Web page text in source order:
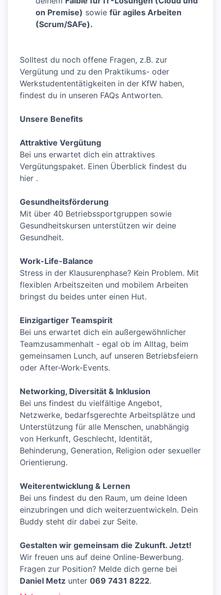
on Premise) sowie für agiles Arbeiten
(Scrum/SAFe).
Solltest du noch offene Fragen, z.B. zur
Vergütung und zu den Praktikums- oder
Werkstudententätigkeiten in der KfW haben,
findest du in unseren FAQs Antworten.
Unsere Benefits
Attraktive Vergütung
Bei uns erwartet dich ein attraktives
Vergütungspaket. Einen Überblick findest du
hier .
Gesundheitsförderung
Mit über 40 Betriebssportgruppen sowie
Gesundheitskursen unterstützen wir deine
Gesundheit.
Work-Life-Balance
Stress in der Klausurenphase? Kein Problem. Mit
flexiblen Arbeitszeiten und mobilem Arbeiten
bringst du beides unter einen Hut.
Einzigartiger Teamspirit
Bei uns erwartet dich ein außergewöhnlicher
Teamzusammenhalt - egal ob im Alltag, beim
gemeinsamen Lunch, auf unseren Betriebsfeiern
oder After-Work-Events.
Networking, Diversität & Inklusion
Bei uns findest du vielfältige Angebot,
Netzwerke, bedarfsgerechte Arbeitsplätze und
Unterstützung für alle Menschen, unabhängig
von Herkunft, Geschlecht, Identität,
Behinderung, Generation, Religion oder sexueller
Orientierung.
Weiterentwicklung & Lernen
Bei uns findest du den Raum, um deine Ideen
einzubringen und dich weiterzuentwickeln. Dein
Buddy steht dir dabei zur Seite.
Gestalten wir gemeinsam die Zukunft. Jetzt!
Wir freuen uns auf deine Online-Bewerbung.
Fragen zur Position? Melde dich gerne bei
Daniel Metz unter 069 7431 8222.